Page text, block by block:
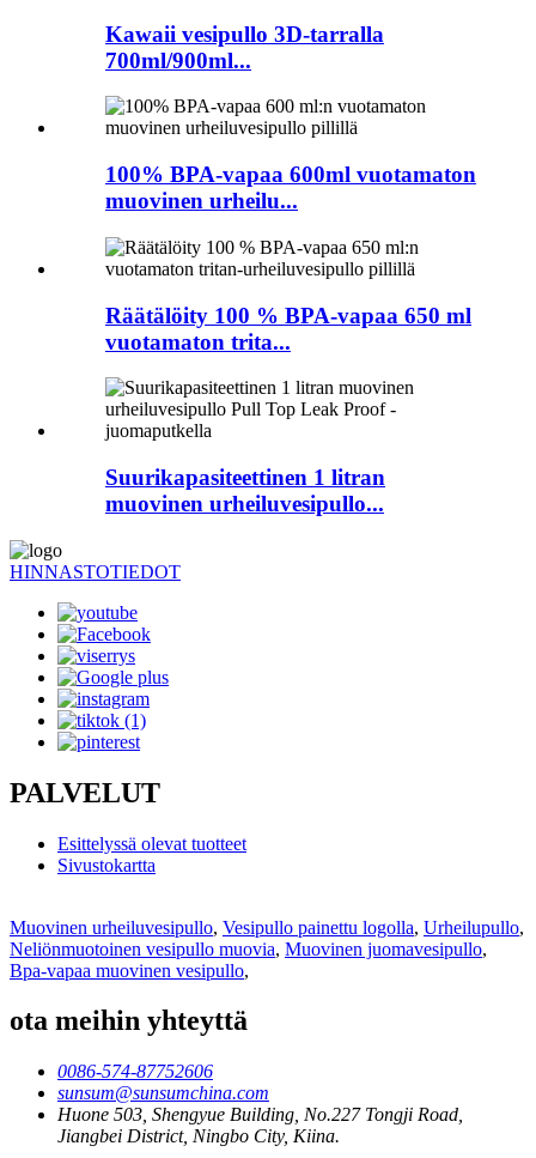
Kawaii vesipullo 3D-tarralla
700ml/900ml...
100% BPA-vapaa 600ml vuotamaton
muovinen urheilu...
Räätälöity 100 % BPA-vapaa 650 ml
vuotamaton trita...
Suurikapasiteettinen 1 litran
muovinen urheiluvesipullo...
HINNASTOTIEDOT
PALVELUT
Esittelyssä olevat tuotteet
Sivustokartta
Muovinen urheiluvesipullo, Vesipullo painettu logolla, Urheilupullo,
Neliönmuotoinen vesipullo muovia, Muovinen juomavesipullo,
Bpa-vapaa muovinen vesipullo,
ota meihin yhteyttä
0086-574-87752606
sunsum@sunsumchina.com
Huone 503, Shengyue Building, No.227 Tongji Road,
Jiangbei District, Ningbo City, Kiina.